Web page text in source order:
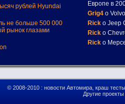
рублей Hyundai
не больше 500 000
рынок глазами
Европе в
Grig4 о
Rick о Jeep
Rick о
Rick о
© 2008-2010 : новости Автомира, краш
Другие проекты